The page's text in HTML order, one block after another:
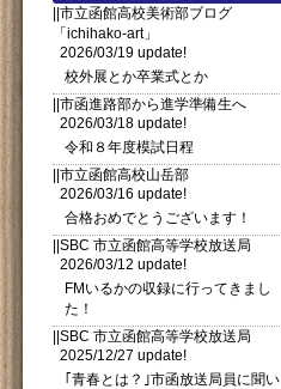
||市立函館高校美術部ブログ
「ichihako-art」
2026/03/19 update!
校外展とか卒業式とか
||市函進路部から進学準備生へ
2026/03/18 update!
令和８年度模試日程
||市立函館高校山岳部
2026/03/16 update!
合格おめでとうございます！
||SBC 市立函館高等学校放送局
2026/03/12 update!
FMいるかの収録に行ってきまし
た！
||SBC 市立函館高等学校放送局
2025/12/27 update!
｢青春とは？｣市函放送局員に聞い